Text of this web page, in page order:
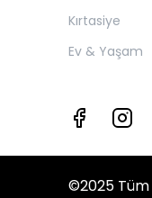
Kırtasiye
Ev & Yaşam
©2025 Tüm